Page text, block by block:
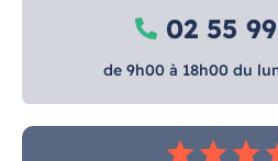
02 55
de 9h00 à 18h00 du
star star star